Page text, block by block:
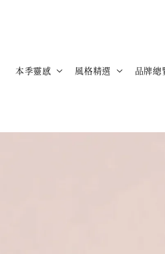
本季靈感 風格精選 品牌總